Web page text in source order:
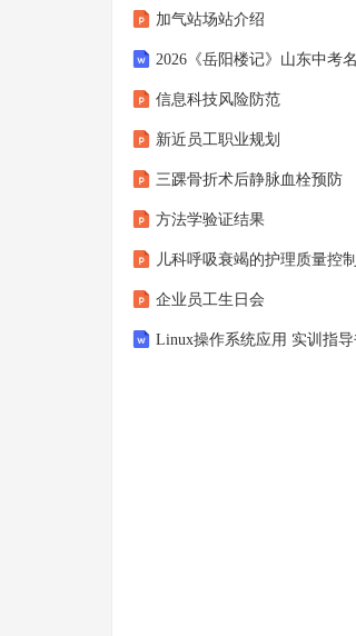
加气站场站介绍
信息科技风险防范
新近员工职业规划
三踝骨折术后静脉血栓预防
方法学验证结果
儿科呼吸衰竭的护理质量控制
企业员工生日会